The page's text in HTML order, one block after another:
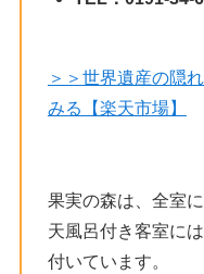
＞＞世界遺産の隠
みる【楽天市場】
果実の森は、全室
天風呂付き客室に
付いています。